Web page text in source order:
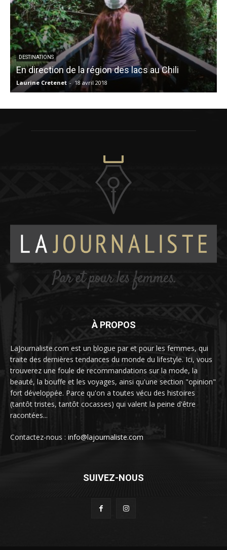
DESTINATIONS
En direction de la région des lacs au Chili
Laurine Cretenet - 18 avril 2018
À PROPOS
LaJournaliste.com est un blogue par et pour les femmes, qui
traite des dernières tendances du monde du lifestyle. Ici, vous
trouverez une foule de recommandations sur la mode, la
beauté, la bouffe et les voyages, ainsi qu'une section "opinion"
fort développée. Parce qu'on a toutes vécu des histoires
(tantôt tristes, tantôt cocasses) qui valent la peine d'être
racontées...
Contactez-nous : info@lajournaliste.com
SUIVEZ-NOUS